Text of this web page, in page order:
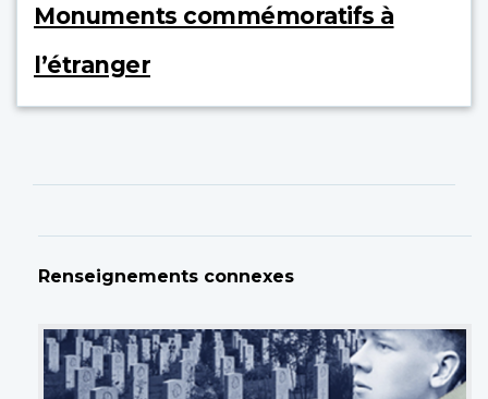
Monuments commémoratifs à
l’étranger
Renseignements connexes